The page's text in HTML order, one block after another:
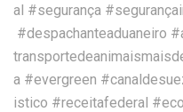
al #segurança
#despachanteaduaneiro
a #evergreen
istico #receitafederal